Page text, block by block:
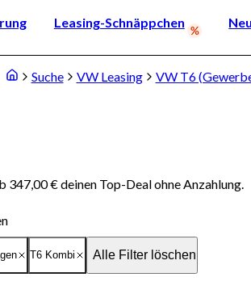
Leasing-Schnäppchen
Suche VW Leasing VW T6
€ deinen Top-Deal ohne Anzahlung.
T6 Kombi Alle Filter löschen